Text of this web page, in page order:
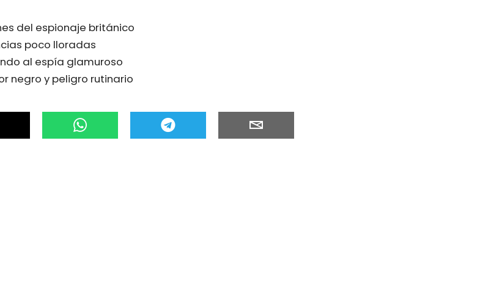
del espionaje británico
poco lloradas
al espía glamuroso
negro y peligro rutinario